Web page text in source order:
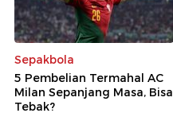
Sepakbola
5 Pembelian Termahal AC
Milan Sepanjang Masa, Bisa
Tebak?